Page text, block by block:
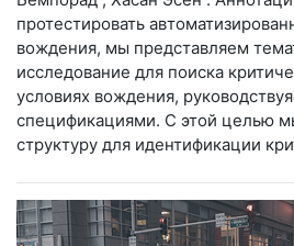
протестировать
вождения, мы представляем
исследование для поиска
условиях вождения,
спецификациями. С этой целью
структуру для идентификации